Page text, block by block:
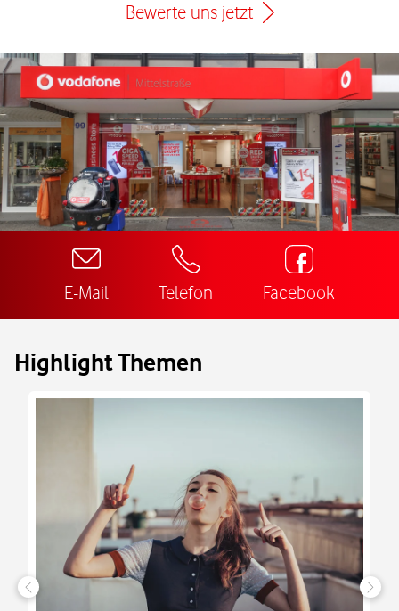
Bewerte uns jetzt
E-Mail Telefon Facebook
Highlight Themen